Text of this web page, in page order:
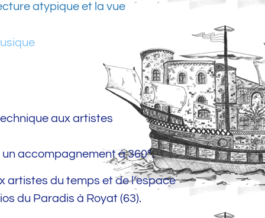
atypique et la vue
aux artistes
un accompagnement à 360°.
artistes du temps et de l’espace
du Paradis à Royat (63).